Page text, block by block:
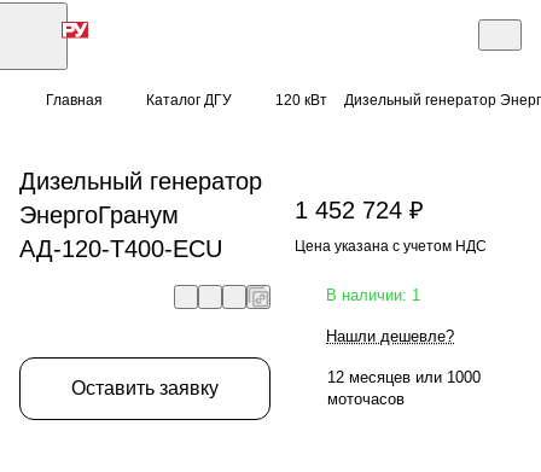
Главная Каталог ДГУ 120 кВт Дизельный генератор
Дизельный генератор
ЭнергоГранум
АД-120-Т400-ECU
Оставить заявку
1 452 724 ₽
Цена указана с учетом НДС
В наличии: 1
Нашли дешевле?
12 месяцев или 1000
моточасов